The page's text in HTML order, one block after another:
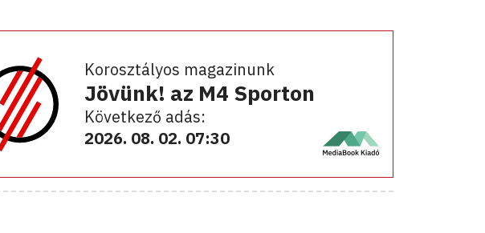
Korosztályos magazinunk
Jövünk! az M4 Sporton
Következő adás:
2026. 08. 02. 07:30